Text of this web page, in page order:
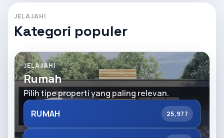
JELAJAHI
Kategori populer
JELAJAHI
Rumah
Pilih tipe properti yang paling relevan.
RUMAH
25,977